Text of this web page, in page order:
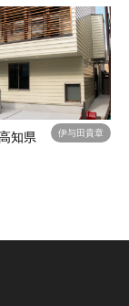
知県 伊与田貴章